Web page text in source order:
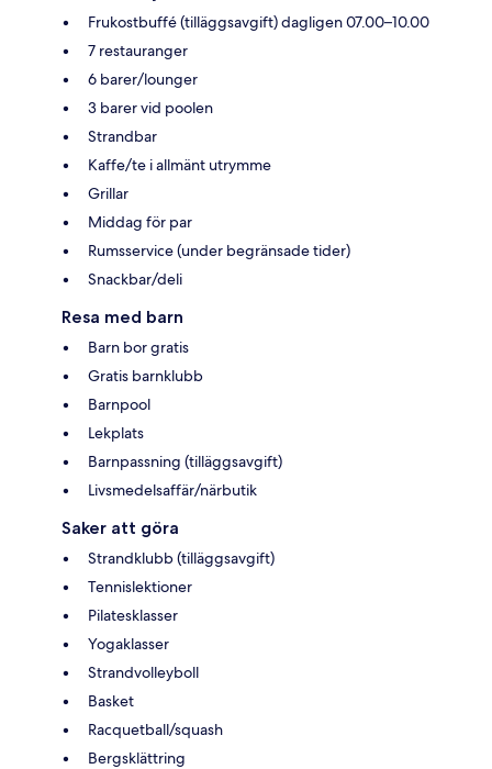
Frukostbuffé (tilläggsavgift) dagligen 07.00–10.00
7 restauranger
6 barer/lounger
3 barer vid poolen
Strandbar
Kaffe/te i allmänt utrymme
Grillar
Middag för par
Rumsservice (under begränsade tider)
Snackbar/deli
Resa med barn
Barn bor gratis
Gratis barnklubb
Barnpool
Lekplats
Barnpassning (tilläggsavgift)
Livsmedelsaffär/närbutik
Saker att göra
Strandklubb (tilläggsavgift)
Tennislektioner
Pilatesklasser
Yogaklasser
Strandvolleyboll
Basket
Racquetball/squash
Bergsklättring